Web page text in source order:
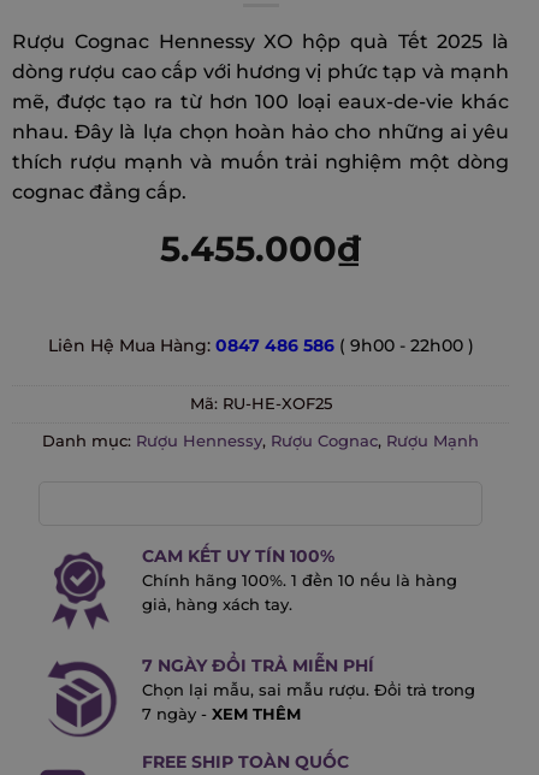
Rượu Cognac Hennessy XO hộp quà Tết 2025 là
dòng rượu cao cấp với hương vị phức tạp và mạnh
mẽ, được tạo ra từ hơn 100 loại eaux-de-vie khác
nhau. Đây là lựa chọn hoàn hảo cho những ai yêu
thích rượu mạnh và muốn trải nghiệm một dòng
cognac đẳng cấp.
5.455.000₫
Liên Hệ Mua Hàng: 0847 486 586 ( 9h00 - 22h00 )
Mã: RU-HE-XOF25
Danh mục: Rượu Hennessy, Rượu Cognac, Rượu Mạnh
CAM KẾT UY TÍN 100%
Chính hãng 100%. 1 đền 10 nếu là hàng
giả, hàng xách tay.
7 NGÀY ĐỔI TRẢ MIỄN PHÍ
Chọn lại mẫu, sai mẫu rượu. Đổi trả trong
7 ngày - XEM THÊM
FREE SHIP TOÀN QUỐC